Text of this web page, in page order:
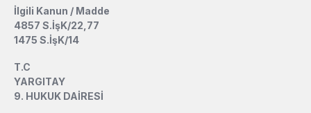
İlgili Kanun / Madde
4857 S.İşK/22,77
1475 S.İşK/14
T.C
YARGITAY
9. HUKUK DAİRESİ